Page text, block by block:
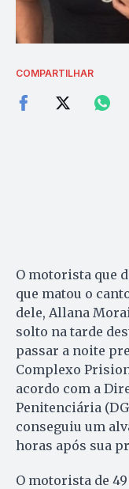
COMPARTILHAR
O motorista que
que matou o
dele, Allana
solto na tarde
passar a noite
Complexo
acordo com a
Penitenciária
conseguiu um
horas após sua
O motorista de